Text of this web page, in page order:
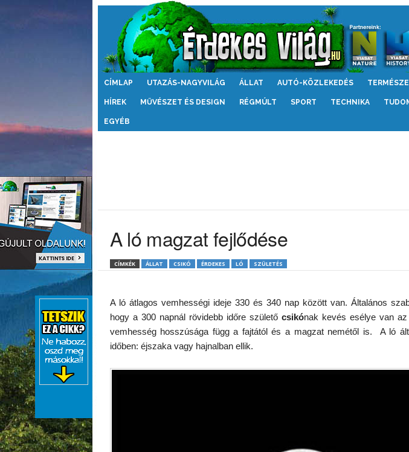
Érdekes
CÍMLAP UTAZÁS-NAGYVILÁG ÁLLAT AUTÓ-KÖZLEKEDÉS
HÍREK MŰVÉSZET ÉS DESIGN RÉGMÚLT SPORT TECHNIKA
EGYÉB
A ló magzat fejlődése
CÍMKÉK ÁLLAT CSIKÓ ÉRDEKES LÓ SZÜLETÉS
A ló átlagos vemhességi ideje 330 és 340 nap között van. Általános
hogy a 300 napnál rövidebb időre születő csikónak kevés esélye van az
vemhesség hosszúsága függ a fajtától és a magzat nemétől is. A ló
időben: éjszaka vagy hajnalban ellik.